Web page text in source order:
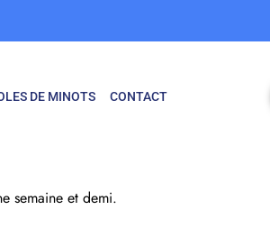
DE MINOTS CONTACT
semaine et demi.